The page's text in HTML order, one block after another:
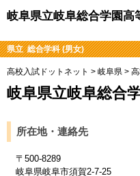
岐阜県立岐阜総合学園高
県立 総合学科 (男女)
高校入試ドットネット > 岐阜県 >
岐阜県立岐阜総合
所在地・連絡先
〒500-8289
岐阜県岐阜市須賀2-7-25